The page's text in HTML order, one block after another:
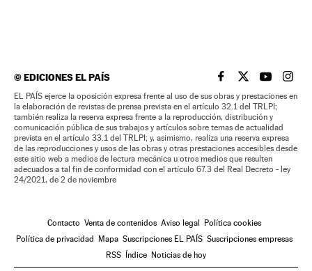
©EDICIONES EL PAÍS EL PAÍS BRASIL EN
EL PAÍSEL PAÍS
EL
EL PAÍS ejerce la oposición expresa frente al uso de sus obras y prestaciones en
la elaboración de revistas de prensa prevista en el artículo 32.1 del TRLPI;
también realiza la reserva expresa frente a la reproducción, distribución y
comunicación pública de sus trabajos y artículos sobre temas de actualidad
prevista en el artículo 33.1 del TRLPI; y, asimismo, realiza una reserva expresa
de las reproducciones y usos de las obras y otras prestaciones accesibles desde
este sitio web a medios de lectura mecánica u otros medios que resulten
adecuados a tal fin de conformidad con el artículo 67.3 del Real Decreto - ley
24/2021, de 2 de noviembre
Contacto Venta de contenidos Aviso legal Política cookies
Política de privacidad Mapa Suscripciones EL PAÍS Suscripciones empresas
RSS Índice Noticias de hoy